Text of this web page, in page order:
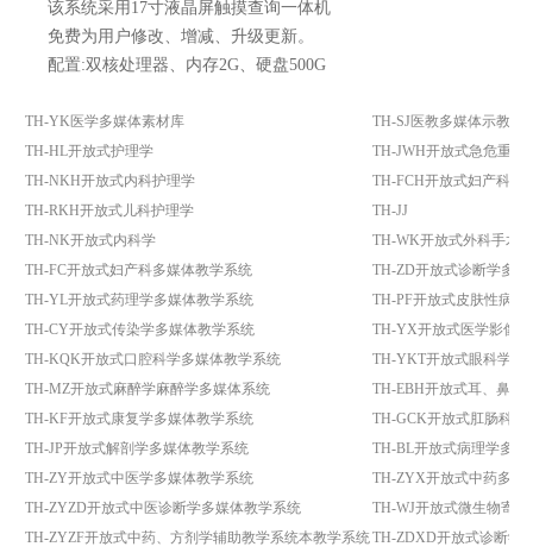
该系统采用17寸液晶屏触摸查询一体机
免费为用户修改、增减、升级更新。
配置:双核处理器、内存2G、硬盘500G
TH-YK医学多媒体素材库
TH-SJ医教多媒体示教反
TH-HL开放式护理学
TH-JWH开放式急危重病
TH-NKH开放式内科护理学
TH-FCH开放式妇产科护
TH-RKH开放式儿科护理学
TH-JJ
TH-NK开放式内科学
TH-WK开放式外科手术
TH-FC开放式妇产科多媒体教学系统
TH-ZD开放式诊断学多
TH-YL开放式药理学多媒体教学系统
TH-PF开放式皮肤性病学
TH-CY开放式传染学多媒体教学系统
TH-YX开放式医学影像
TH-KQK开放式口腔科学多媒体教学系统
TH-YKT开放式眼科学多
TH-MZ开放式麻醉学麻醉学多媒体系统
TH-EBH开放式耳、鼻、
TH-KF开放式康复学多媒体教学系统
TH-GCK开放式肛肠科多
TH-JP开放式解剖学多媒体教学系统
TH-BL开放式病理学多媒
TH-ZY开放式中医学多媒体教学系统
TH-ZYX开放式中药多媒
TH-ZYZD开放式中医诊断学多媒体教学系统
TH-WJ开放式微生物寄
TH-ZYZF开放式中药、方剂学辅助教学系统本教学系统 TH-ZDXD开放式诊断学